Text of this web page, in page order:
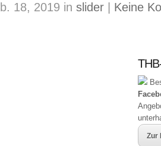
18, 2019 in slider| Keine
Zur